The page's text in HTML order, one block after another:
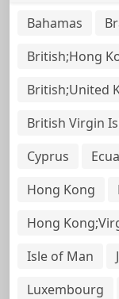
Bahamas
British;Hong
British;United
British Virgin
Cyprus
Hong Kong
Hong
Isle of Man
Luxembourg